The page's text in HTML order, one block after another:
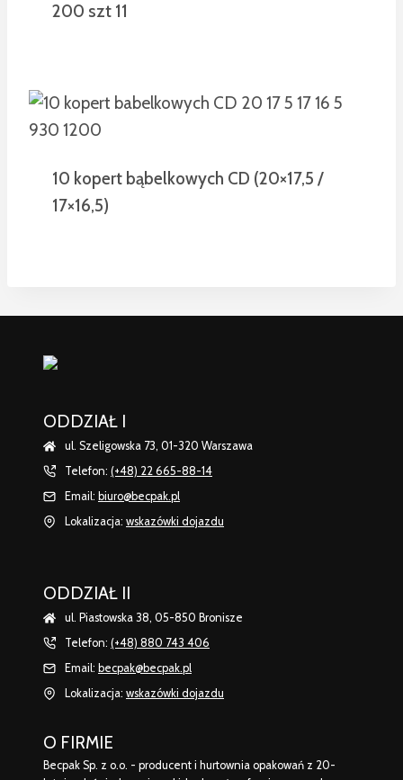
200 szt 11
10 kopert bąbelkowych CD (20×17,5 /
17×16,5)
ODDZIAŁ I
ul. Szeligowska 73, 01-320 Warszawa
Telefon: (+48) 22 665-88-14
Email: biuro@becpak.pl
Lokalizacja: wskazówki dojazdu
ODDZIAŁ II
ul. Piastowska 38, 05-850 Bronisze
Telefon: (+48) 880 743 406
Email: becpak@becpak.pl
Lokalizacja: wskazówki dojazdu
O FIRMIE
Becpak Sp. z o.o. - producent i hurtownia opakowań z 20-